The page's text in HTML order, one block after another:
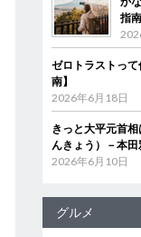
指南
ゼロトラストっ
南】
2026年6月18日
きっと大平元首
んきょう）－本田
2026年6月10日
グルメ